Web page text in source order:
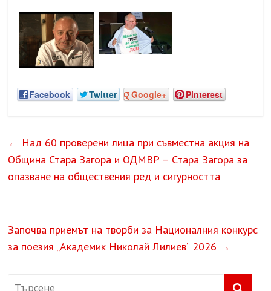
Facebook Twitter Google+ Pinterest
← Над 60 проверени лица при съвместна акция на
Община Стара Загора и ОДМВР – Стара Загора за
опазване на обществения ред и сигурността
Започва приемът на творби за Националния конкурс
за поезия „Академик Николай Лилиев“ 2026 →